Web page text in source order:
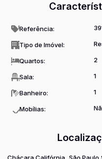
Referência:
Tipo de Imóvel:
Quartos: 2
Sala: 1
Banheiro: 1
Mobílias: